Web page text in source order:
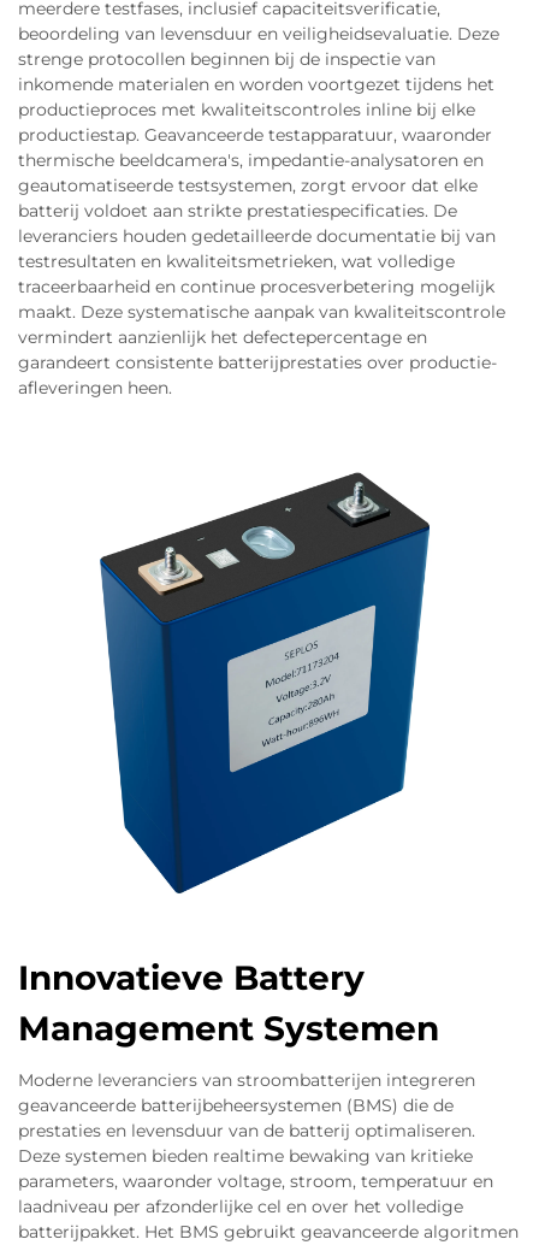
meerdere testfases, inclusief capaciteitsverificatie,
beoordeling van levensduur en veiligheidsevaluatie. Deze
strenge protocollen beginnen bij de inspectie van
inkomende materialen en worden voortgezet tijdens het
productieproces met kwaliteitscontroles inline bij elke
productiestap. Geavanceerde testapparatuur, waaronder
thermische beeldcamera's, impedantie-analysatoren en
geautomatiseerde testsystemen, zorgt ervoor dat elke
batterij voldoet aan strikte prestatiespecificaties. De
leveranciers houden gedetailleerde documentatie bij van
testresultaten en kwaliteitsmetrieken, wat volledige
traceerbaarheid en continue procesverbetering mogelijk
maakt. Deze systematische aanpak van kwaliteitscontrole
vermindert aanzienlijk het defectepercentage en
garandeert consistente batterijprestaties over productie-
afleveringen heen.
Innovatieve Battery
Management Systemen
Moderne leveranciers van stroombatterijen integreren
geavanceerde batterijbeheersystemen (BMS) die de
prestaties en levensduur van de batterij optimaliseren.
Deze systemen bieden realtime bewaking van kritieke
parameters, waaronder voltage, stroom, temperatuur en
laadniveau per afzonderlijke cel en over het volledige
batterijpakket. Het BMS gebruikt geavanceerde algoritmen